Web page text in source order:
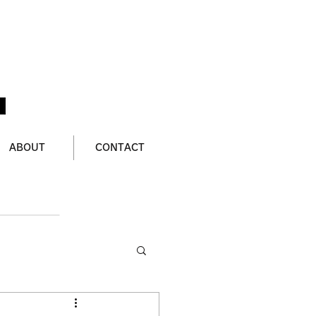
ABOUT CONTACT